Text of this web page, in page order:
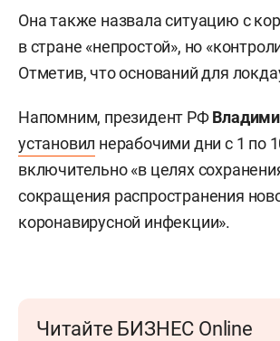
Она также назвала ситуацию с
в стране «непростой», но
Отметив, что оснований для
Напомним, президент РФ
установил нерабочими дни с 1 по
включительно «в целях
сокращения распространения
коронавирусной инфекции».
Читайте БИЗНЕС Online